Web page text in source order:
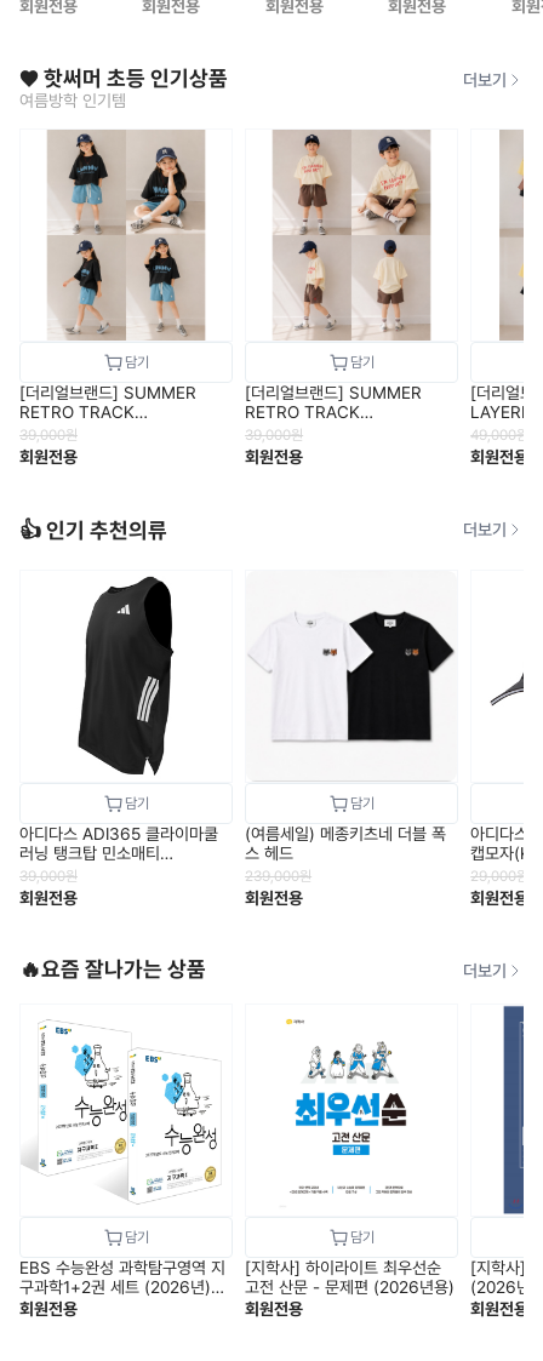
회원전용 회원전용 회원전용 회원전용 회
❤️ 핫써머 초등 인기상품
여름방학 인기템
더보기
[더리얼브랜드] SUMMER
RETRO TRACK
SHORT(SKY BLUE) - 남녀공
용
39,000원
회원전용
[더리얼브랜드] SUMMER
RETRO TRACK
SHORT(BROWN)
39,000원
회원전용
[더리얼브
아
49,000원
회원전용
👍 인기 추천의류 더보기
아디다스 ADI365 클라이마쿨
러닝 탱크탑 민소매티
(JZ6544)
39,000원
회원전용
(여름세일) 메종키츠네 더블 폭
스 헤드
239,000원
회원전용
아디다스
캡모자
29,000원
회원전용
🔥요즘 잘나가는 상품 더보기
EBS 수능완성 과학탐구영역 지
구과학1+2권 세트 (2026년)
2027학년도 수능 연계교재
회원전용
[지학사] 하이라이트 최우선순
고전 산문 - 문제편 (2026년용)
회원전용
[지학사]
(2026년
회원전용